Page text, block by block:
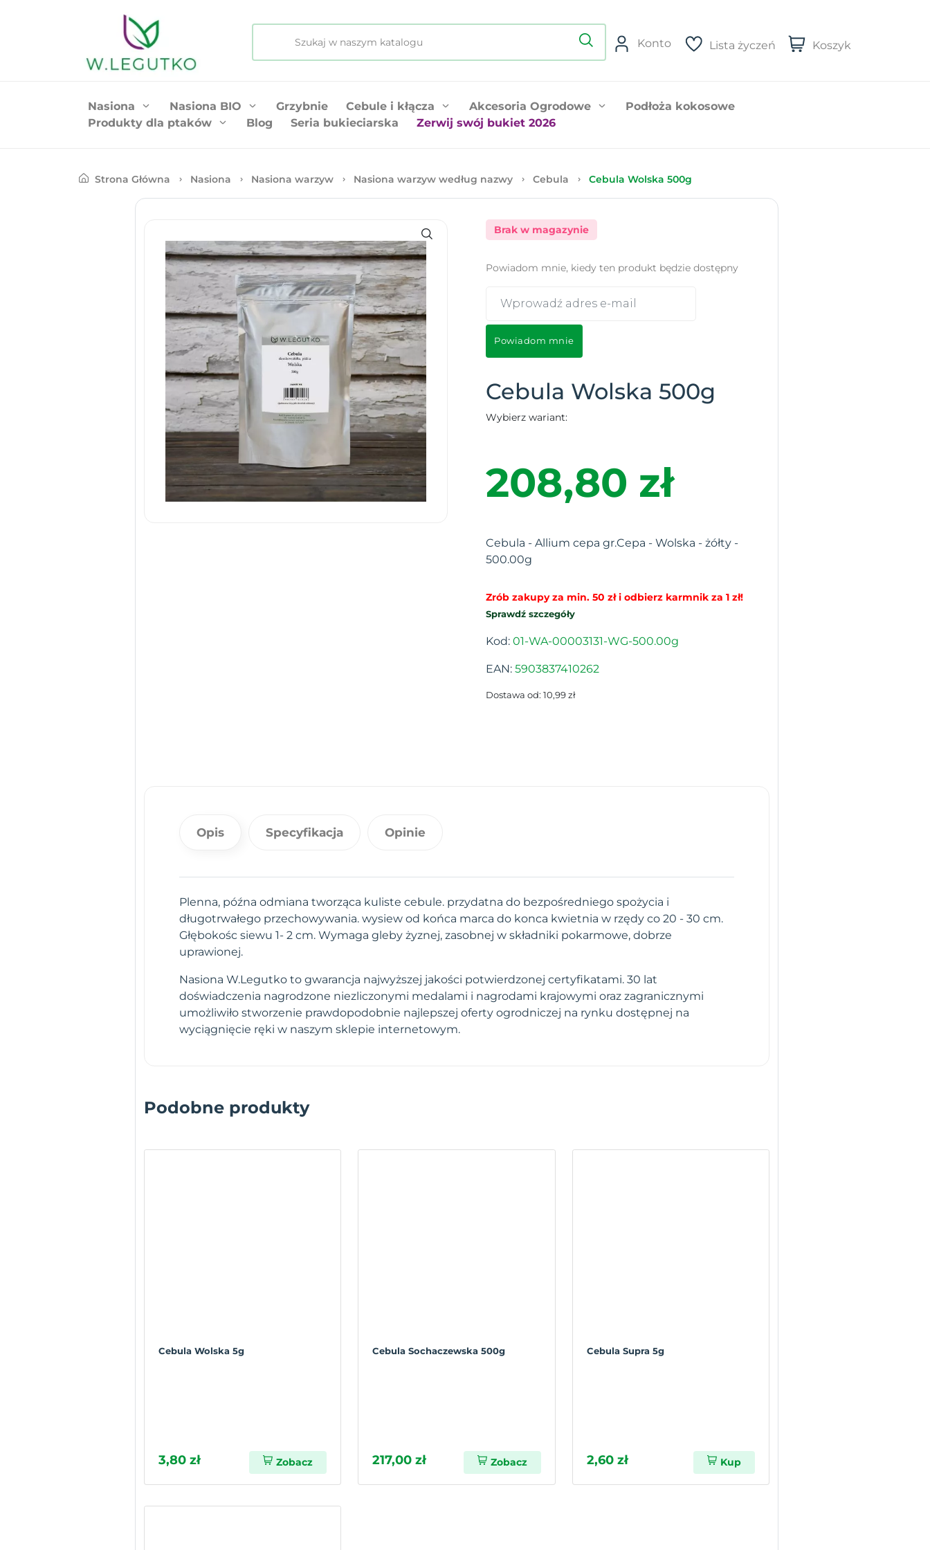
Konto Lista życzeń Koszyk
Nasiona Nasiona BIO Grzybnie Cebule i kłącza Akcesoria Ogrodowe
Podłoża kokosowe
Produkty dla ptaków
Blog Seria bukieciarska Zerwij swój bukiet 2026
Strona Główna Nasiona Nasiona warzyw Nasiona warzyw według nazwy Cebula Cebula Wolska 500g
Brak w magazynie
Powiadom mnie, kiedy ten produkt będzie dostępny
Powiadom mnie
Cebula Wolska 500g
Wybierz wariant:
208,80 zł
Cebula - Allium cepa gr.Cepa - Wolska - żółty -
500.00g
Zrób zakupy za min. 50 zł i odbierz karmnik za 1 zł!
Sprawdź szczegóły
Kod: 01-WA-00003131-WG-500.00g
EAN: 5903837410262
Dostawa od: 10,99 zł
Opis Specyfikacja Opinie
Plenna, późna odmiana tworząca kuliste cebule. przydatna do bezpośredniego spożycia i
długotrwałego przechowywania. wysiew od końca marca do konca kwietnia w rzędy co 20 - 30 cm.
Głębokośc siewu 1- 2 cm. Wymaga gleby żyznej, zasobnej w składniki pokarmowe, dobrze
uprawionej.
Nasiona W.Legutko to gwarancja najwyższej jakości potwierdzonej certyfikatami. 30 lat
doświadczenia nagrodzone niezliczonymi medalami i nagrodami krajowymi oraz zagranicznymi
umożliwiło stworzenie prawdopodobnie najlepszej oferty ogrodniczej na rynku dostępnej na
wyciągnięcie ręki w naszym sklepie internetowym.
Podobne produkty
Cebula Wolska 5g
3,80 zł Zobacz
Cebula Sochaczewska 500g
217,00 zł Zobacz
Cebula Supra 5g
2,60 zł Kup